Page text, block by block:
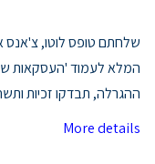
המלא לעמוד 'העסקאות
ההגרלה, תבדקו זכיות
More details